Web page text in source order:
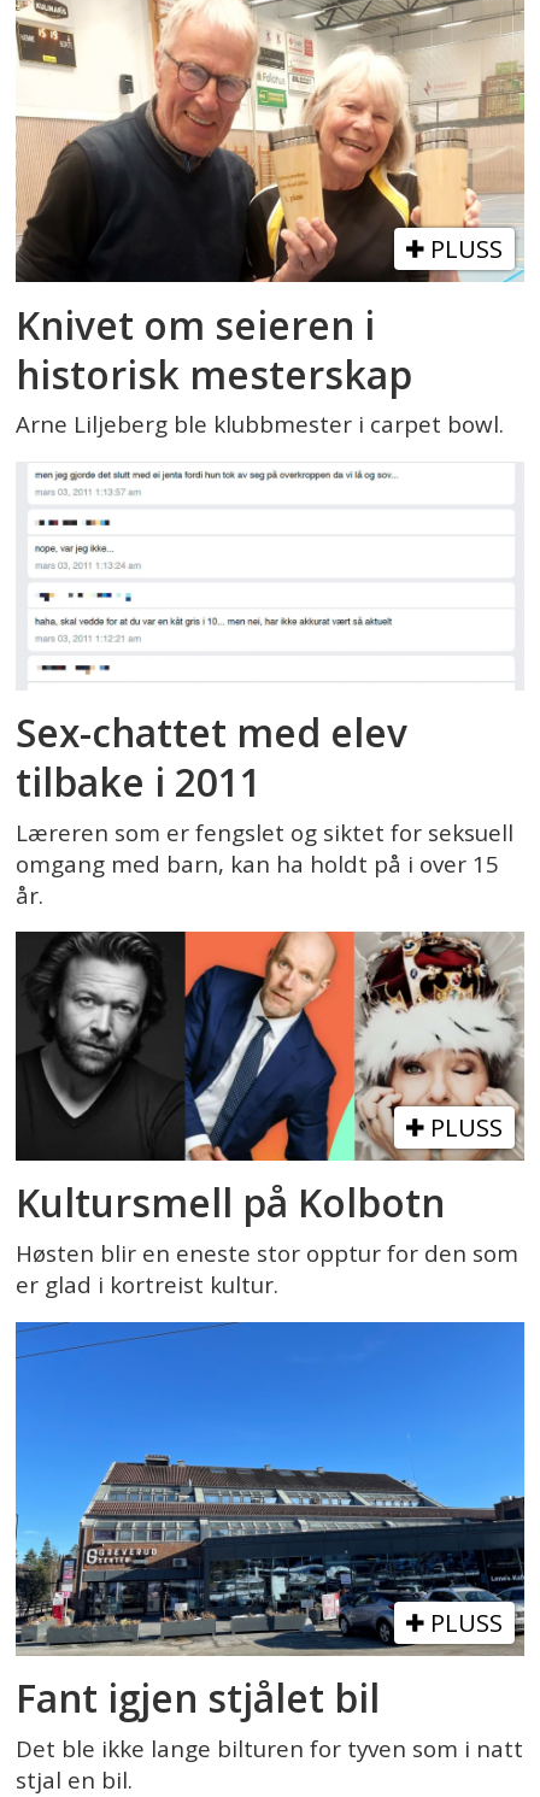
PLUSS
Knivet om seieren i
historisk mesterskap
Arne Liljeberg ble klubbmester i carpet bowl.
Sex-chattet med elev
tilbake i 2011
Læreren som er fengslet og siktet for seksuell
omgang med barn, kan ha holdt på i over 15
år.
PLUSS
Kultursmell på Kolbotn
Høsten blir en eneste stor opptur for den som
er glad i kortreist kultur.
PLUSS
Fant igjen stjålet bil
Det ble ikke lange bilturen for tyven som i natt
stjal en bil.